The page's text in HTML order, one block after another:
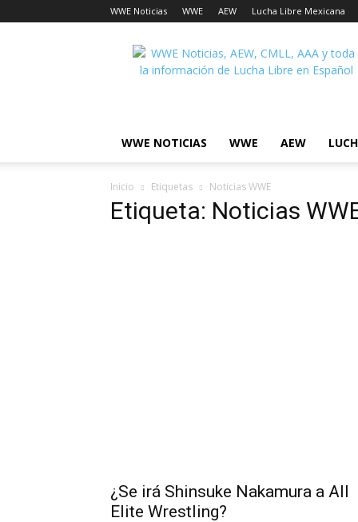
WWE Noticias WWE AEW Lucha Libre Mexicana
Lucha
Noticias
WWE NOTICIAS WWE AEW
Inicio Etiquetas Noticias WWE
Etiqueta: Noticias
¿Se irá Shinsuke Nakamura a All
Elite Wrestling?